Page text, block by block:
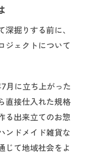
掘りする前に、
ジェクトについて
月に立ち上がった
直接仕入れた規格
る出来立てのお惣
ンドメイド雑貨な
じて地域社会をよ